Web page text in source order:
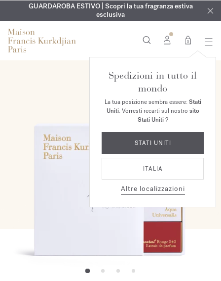
ESCLUSIVO | Scopri la nuova fragranza OUDvelvet moodnel
tuo ordine*
INCISIONE GRATUITA | Su tutte le fragranze e gli oli per il
corpo fino al 9 agosto
GUARDAROBA ESTIVO | Scopri la tua fragranza estiva
esclusiva
0
Spedizioni in tutto il
mondo
La tua posizione sembra essere: Stati
Uniti. Vorresti recarti sul nostro sito
Stati Uniti?
STATI UNITI
ITALIA
Altre localizzazioni